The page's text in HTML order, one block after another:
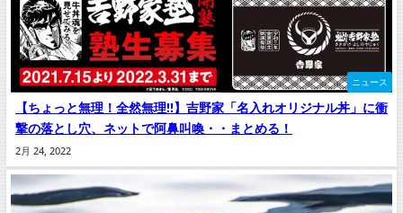
ニュース
【ちょっと無理！全然無理!!】吉野家「名入れオリジナル丼」に衝
撃の落とし穴、ネットで阿鼻叫喚・・まとめる！
2月 24, 2022